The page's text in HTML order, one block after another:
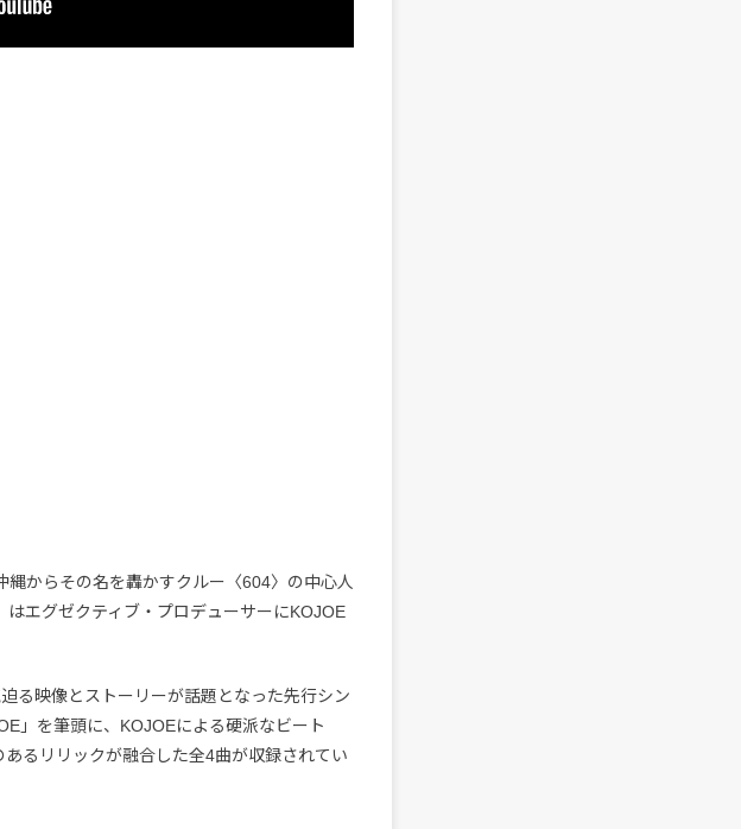
縄からその名を轟かすクルー〈604〉の中心人
エグゼクティブ・プロデューサーにKOJOE
る映像とストーリーが話題となった先行シン
」を筆頭に、KOJOEによる硬派なビート
るリリックが融合した全4曲が収録されてい